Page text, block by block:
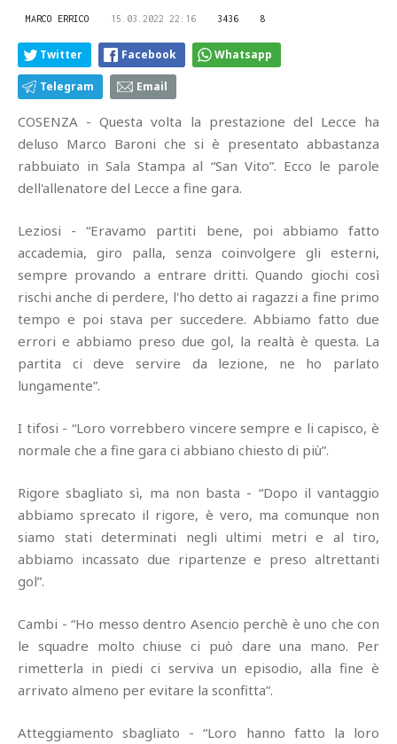
MARCO ERRICO 15.03.2022 22:16 3436 8
Twitter Facebook Whatsapp
Telegram Email
COSENZA - Questa volta la prestazione del Lecce ha
deluso Marco Baroni che si è presentato abbastanza
rabbuiato in Sala Stampa al “San Vito”. Ecco le parole
dell'allenatore del Lecce a fine gara.
Leziosi - “Eravamo partiti bene, poi abbiamo fatto
accademia, giro palla, senza coinvolgere gli esterni,
sempre provando a entrare dritti. Quando giochi così
rischi anche di perdere, l'ho detto ai ragazzi a fine primo
tempo e poi stava per succedere. Abbiamo fatto due
errori e abbiamo preso due gol, la realtà è questa. La
partita ci deve servire da lezione, ne ho parlato
lungamente”.
I tifosi - “Loro vorrebbero vincere sempre e li capisco, è
normale che a fine gara ci abbiano chiesto di più”.
Rigore sbagliato sì, ma non basta - “Dopo il vantaggio
abbiamo sprecato il rigore, è vero, ma comunque non
siamo stati determinati negli ultimi metri e al tiro,
abbiamo incassato due ripartenze e preso altrettanti
gol”.
Cambi - “Ho messo dentro Asencio perchè è uno che con
le squadre molto chiuse ci può dare una mano. Per
rimetterla in piedi ci serviva un episodio, alla fine è
arrivato almeno per evitare la sconfitta”.
Atteggiamento sbagliato - “Loro hanno fatto la loro